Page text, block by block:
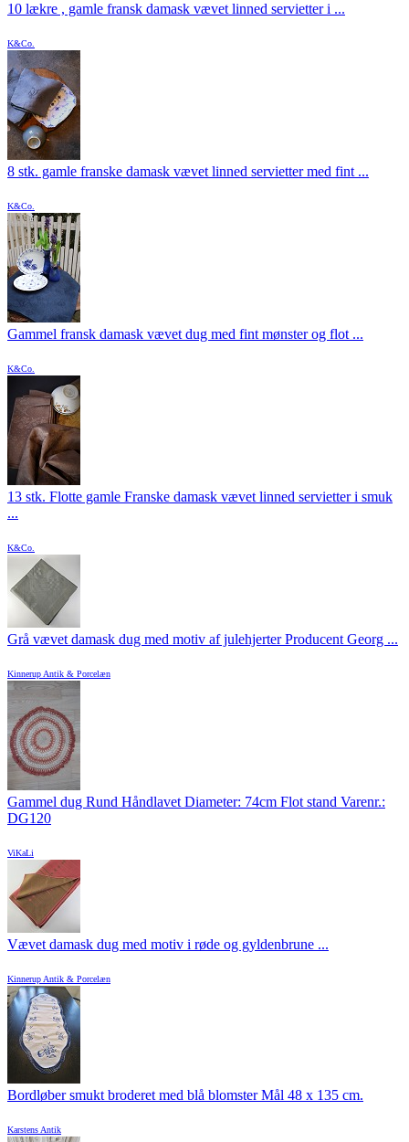
10 lækre , gamle fransk damask vævet linned servietter i ...
K&Co.
8 stk. gamle franske damask vævet linned servietter med fint ...
K&Co.
Gammel fransk damask vævet dug med fint mønster og flot ...
K&Co.
13 stk. Flotte gamle Franske damask vævet linned servietter i smuk
...
K&Co.
Grå vævet damask dug med motiv af julehjerter Producent Georg ...
Kinnerup Antik & Porcelæn
Gammel dug Rund Håndlavet Diameter: 74cm Flot stand Varenr.:
DG120
ViKaLi
Vævet damask dug med motiv i røde og gyldenbrune ...
Kinnerup Antik & Porcelæn
Bordløber smukt broderet med blå blomster Mål 48 x 135 cm.
Karstens Antik